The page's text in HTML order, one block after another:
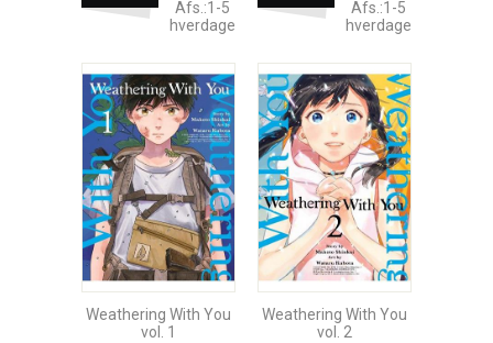
Afs.:1-5
hverdage
Afs.:1-5
hverdage
Weathering With You
vol. 1
Weathering With You
vol. 2